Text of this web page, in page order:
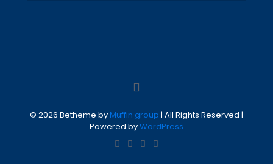
© 2026 Betheme by Muffin group | All Rights Reserved |
Powered byWordPress